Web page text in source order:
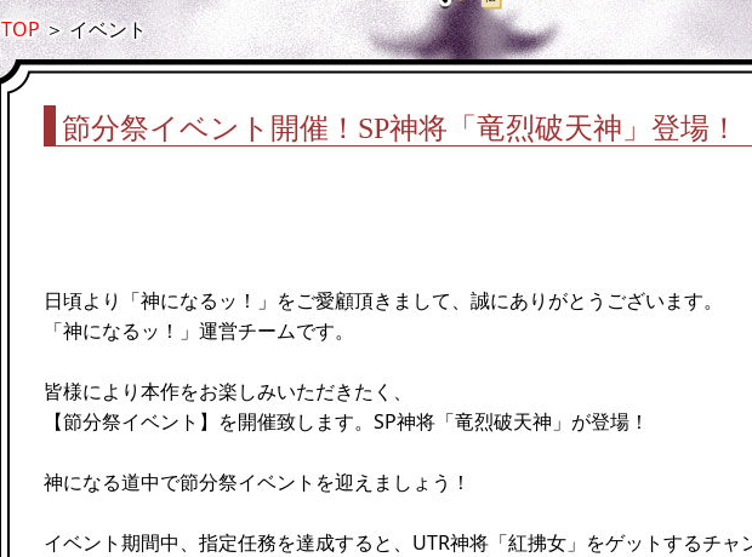
TOP＞イベント
節分祭イベント開催！SP神将「竜烈破天神」登場！
日頃より「神になるッ！」をご愛顧頂きまして、誠にありがとうございます。
「神になるッ！」運営チームです。
皆様により本作をお楽しみいただきたく、
【節分祭イベント】を開催致します。SP神将「竜烈破天神」が登場！
神になる道中で節分祭イベントを迎えましょう！
イベント期間中、指定任務を達成すると、UTR神将「紅拂女」をゲットするチャ